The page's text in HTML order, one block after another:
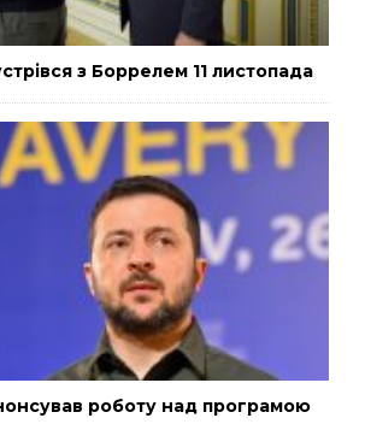
з Боррелем 11 листопада
роботу над програмою